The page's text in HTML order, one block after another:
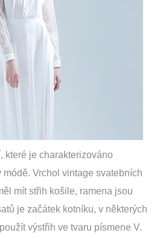
které je charakterizováno
Vrchol vintage svatebních
mít střih košile, ramena jsou
je začátek kotníku, v některých
výstřih ve tvaru písmene V.